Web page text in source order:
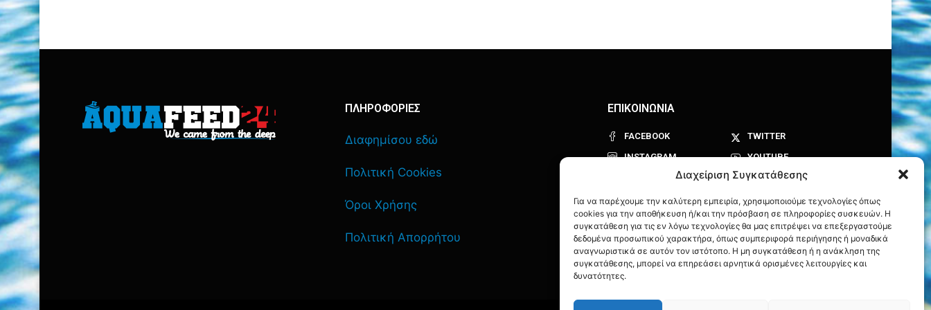
Διαχείριση Συγκατάθεσης
Για να παρέχουμε την καλύτερη εμπειρία, χρησιμοποιούμε τεχνολογίες όπως
cookies για την αποθήκευση ή/και την πρόσβαση σε πληροφορίες συσκευών. Η
συγκατάθεση για τις εν λόγω τεχνολογίες θα μας επιτρέψει να επεξεργαστούμε
δεδομένα προσωπικού χαρακτήρα, όπως συμπεριφορά περιήγησης ή μοναδικά
αναγνωριστικά σε αυτόν τον ιστότοπο. Η μη συγκατάθεση ή η ανάκληση της
συγκατάθεσης, μπορεί να επηρεάσει αρνητικά ορισμένες λειτουργίες και
δυνατότητες.
ΠΛΗΡΟΦΟΡΙΕΣ
Διαφημίσου εδώ
Πολιτική Cookies
Όροι Χρήσης
Πολιτική Απορρήτου
ΕΠΙΚΟΙΝΩΝΙΑ
FACEBOOK
TWITTER
INSTAGRAM
YOUTUBE